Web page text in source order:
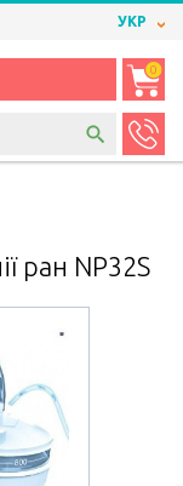
УКР
0
ран NP32S